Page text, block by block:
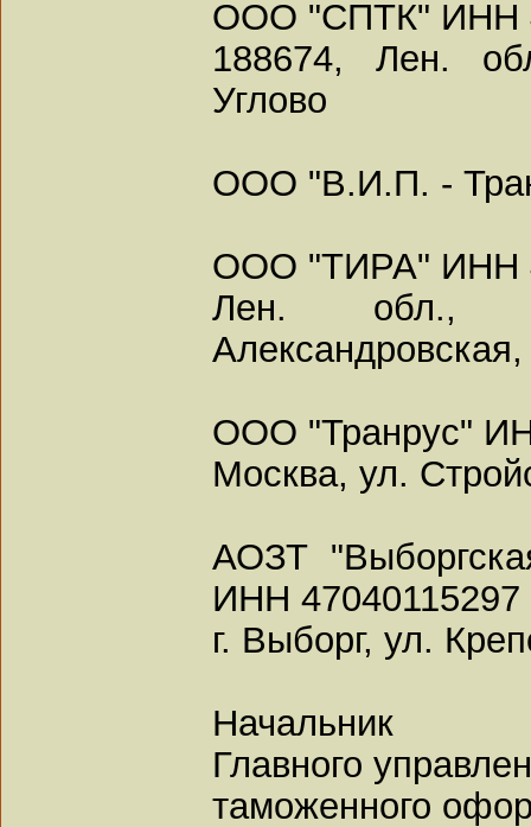
ООО "СПТК" ИНН
188674, Лен.
Углово
ООО "В.И.П. -
ООО "ТИРА" ИНН
Лен. обл.,
ООО "Транрус"
Москва, ул.
АОЗТ
ИНН 47040115297
г. Выборг, ул.
Начальник
Главного
таможенного